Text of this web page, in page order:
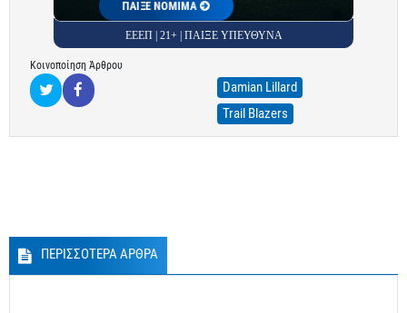
ΠΑΙΞΕ ΝΟΜΙΜΑ
ΕΕΕΠ | 21+ | ΠΑΙΞΕ ΥΠΕΥΘΥΝΑ
Κοινοποίηση Άρθρου
Damian Lillard
Trail Blazers
ΠΕΡΙΣΣΟΤΕΡΑ ΑΡΘΡΑ